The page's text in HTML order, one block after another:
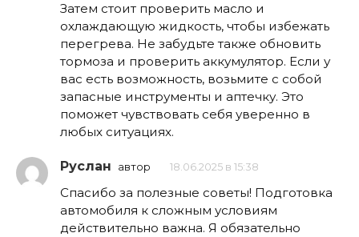
Затем стоит проверить масло и
охлаждающую жидкость, чтобы избежать
перегрева. Не забудьте также обновить
тормоза и проверить аккумулятор. Если у
вас есть возможность, возьмите с собой
запасные инструменты и аптечку. Это
поможет чувствовать себя уверенно в
любых ситуациях.
Руслан автор 18.06.2025 в 15:38
Спасибо за полезные советы! Подготовка
автомобиля к сложным условиям
действительно важна. Я обязательно